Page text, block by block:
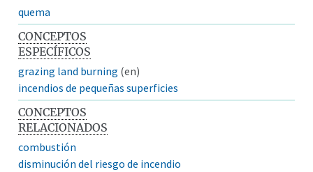
quema
CONCEPTOS
ESPECÍFICOS
grazing land burning (en)
incendios de pequeñas superficies
CONCEPTOS
RELACIONADOS
combustión
disminución del riesgo de incendio